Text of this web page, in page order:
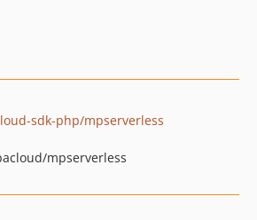
sdk-php/mpserverless
mpserverless